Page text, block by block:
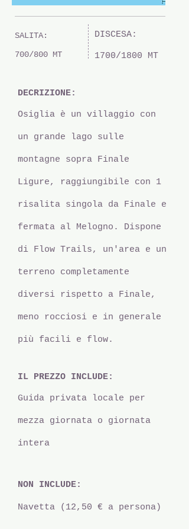
SALITA:
700/800 MT
DISCESA:
1700/1800 MT
DECRIZIONE:
Osiglia è un villaggio con
un grande lago sulle
montagne sopra Finale
Ligure, raggiungibile con 1
risalita singola da Finale e
fermata al Melogno. Dispone
di Flow Trails, un'area e un
terreno completamente
diversi rispetto a Finale,
meno rocciosi e in generale
più facili e flow.
IL PREZZO INCLUDE:
Guida privata locale per
mezza giornata o giornata
intera
NON INCLUDE:
Navetta (12,50 € a persona)